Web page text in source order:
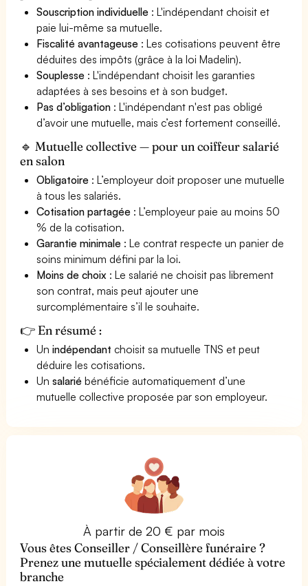
Souscription individuelle : L'indépendant choisit et
paie lui-même sa mutuelle.
Fiscalité avantageuse : Les cotisations peuvent être
déduites des impôts (grâce à la loi Madelin).
Souplesse : L'indépendant choisit les garanties
adaptées à ses besoins et à son budget.
Pas d’obligation : L'indépendant n'est pas obligé
d’avoir une mutuelle, mais c’est fortement conseillé.
🔹 Mutuelle collective — pour un coiffeur salarié
en salon
Obligatoire : L’employeur doit proposer une mutuelle
à tous les salariés.
Cotisation partagée : L’employeur paie au moins 50
% de la cotisation.
Garantie minimale : Le contrat respecte un panier de
soins minimum défini par la loi.
Moins de choix : Le salarié ne choisit pas librement
son contrat, mais peut ajouter une
surcomplémentaire s’il le souhaite.
👉 En résumé :
Unindépendant choisit sa mutuelle TNS et peut
déduire les cotisations.
Unsalarié bénéficie automatiquement d’une
mutuelle collective proposée par son employeur.
À partir de 20 € par mois
Vous êtes Conseiller / Conseillère funéraire ?
Prenez une mutuelle spécialement dédiée à votre
branche